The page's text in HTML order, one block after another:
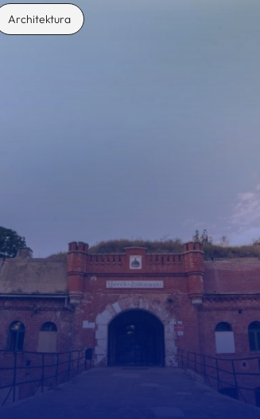
Architektura